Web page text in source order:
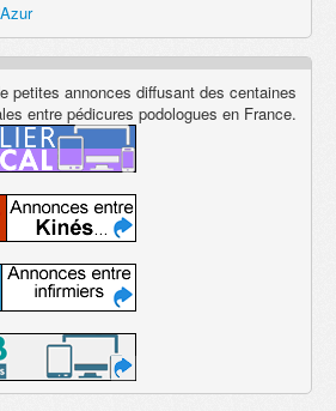
petites annonces diffusant des centaines
entre pédicures podologues en France.